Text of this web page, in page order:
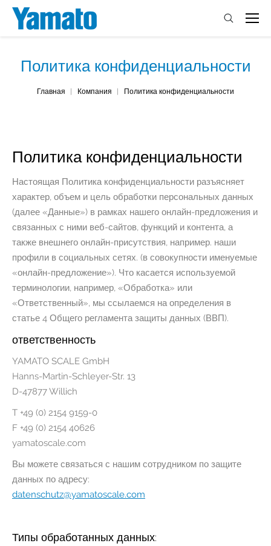
Политика конфиденциальности
You are here:
Главная Компания Политика конфиденциальности
Политика конфиденциальности
Настоящая Политика конфиденциальности разъясняет
характер, объем и цель обработки персональных данных
(далее «Данные») в рамках нашего онлайн-предложения и
связанных с ними веб-сайтов, функций и контента, а
также внешнего онлайн-присутствия, например. наши
профили в социальных сетях. (в совокупности именуемые
«онлайн-предложение»). Что касается используемой
терминологии, например, «Обработка» или
«Ответственный», мы ссылаемся на определения в
статье 4 Общего регламента защиты данных (ВВП).
ответственность
YAMATO SCALE GmbH
Hanns-Martin-Schleyer-Str. 13
D-47877 Willich
T +49 (0) 2154 9159-0
F +49 (0) 2154 40626
yamatoscale.com
Вы можете связаться с нашим сотрудником по защите
данных по адресу:
datenschutz@yamatoscale.com
Типы обработанных данных: